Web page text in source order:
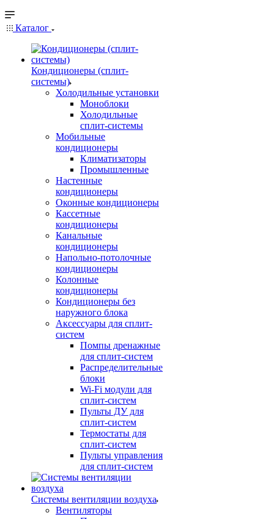
Каталог
Кондиционеры (сплит-
системы)
Холодильные установки
Моноблоки
Холодильные
сплит-системы
Мобильные
кондиционеры
Климатизаторы
Промышленные
Настенные
кондиционеры
Оконные кондиционеры
Кассетные
кондиционеры
Канальные
кондиционеры
Напольно-потолочные
кондиционеры
Колонные
кондиционеры
Кондиционеры без
наружного блока
Аксессуары для сплит-
систем
Помпы дренажные
для сплит-систем
Распределительные
блоки
Wi-Fi модули для
сплит-систем
Пульты ДУ для
сплит-систем
Термостаты для
сплит-систем
Пульты управления
для сплит-систем
Системы вентиляции воздуха
Вентиляторы